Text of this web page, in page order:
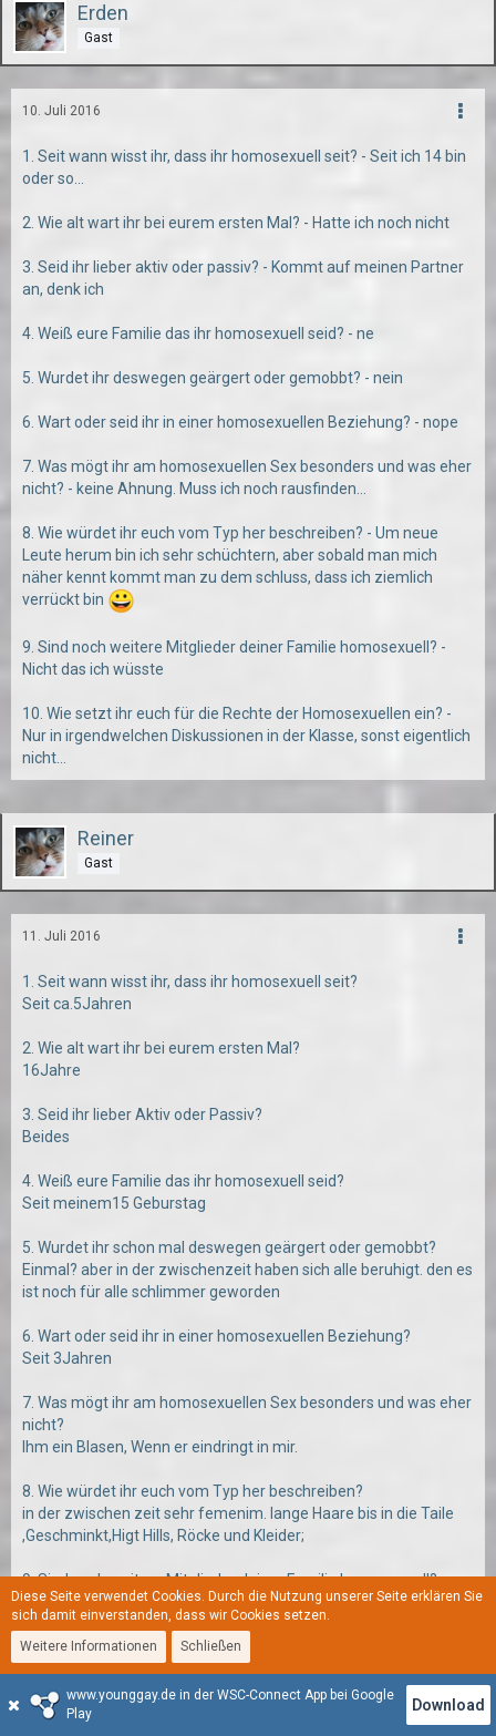
Erden
Gast
10. Juli 2016
1. Seit wann wisst ihr, dass ihr homosexuell seit? - Seit ich 14 bin
oder so...
2. Wie alt wart ihr bei eurem ersten Mal? - Hatte ich noch nicht
3. Seid ihr lieber aktiv oder passiv? - Kommt auf meinen Partner
an, denk ich
4. Weiß eure Familie das ihr homosexuell seid? - ne
5. Wurdet ihr deswegen geärgert oder gemobbt? - nein
6. Wart oder seid ihr in einer homosexuellen Beziehung? - nope
7. Was mögt ihr am homosexuellen Sex besonders und was eher
nicht? - keine Ahnung. Muss ich noch rausfinden...
8. Wie würdet ihr euch vom Typ her beschreiben? - Um neue
Leute herum bin ich sehr schüchtern, aber sobald man mich
näher kennt kommt man zu dem schluss, dass ich ziemlich
verrückt bin
9. Sind noch weitere Mitglieder deiner Familie homosexuell? -
Nicht das ich wüsste
10. Wie setzt ihr euch für die Rechte der Homosexuellen ein? -
Nur in irgendwelchen Diskussionen in der Klasse, sonst eigentlich
nicht...
Reiner
Gast
11. Juli 2016
1. Seit wann wisst ihr, dass ihr homosexuell seit?
Seit ca.5Jahren
2. Wie alt wart ihr bei eurem ersten Mal?
16Jahre
3. Seid ihr lieber Aktiv oder Passiv?
Beides
4. Weiß eure Familie das ihr homosexuell seid?
Seit meinem15 Geburstag
5. Wurdet ihr schon mal deswegen geärgert oder gemobbt?
Einmal? aber in der zwischenzeit haben sich alle beruhigt. den es
ist noch für alle schlimmer geworden
6. Wart oder seid ihr in einer homosexuellen Beziehung?
Seit 3Jahren
7. Was mögt ihr am homosexuellen Sex besonders und was eher
nicht?
Ihm ein Blasen, Wenn er eindringt in mir.
8. Wie würdet ihr euch vom Typ her beschreiben?
in der zwischen zeit sehr femenim. lange Haare bis in die Taile
,Geschminkt,Higt Hills, Röcke und Kleider;
9. Sind noch weitere Mitglieder deiner Familie homosexuell?
NEIN
10. Wie setzt ihr euch für die Rechte der Homosexuellen ein?
Mir sind im Moment nicht mehr Fragen eingefallen, aber es
www.younggay.de in der WSC-Connect App bei Google
Play
Download
Diese Seite verwendet Cookies. Durch die Nutzung unserer Seite erklären Sie
sich damit einverstanden, dass wir Cookies setzen.
Weitere Informationen
Schließen